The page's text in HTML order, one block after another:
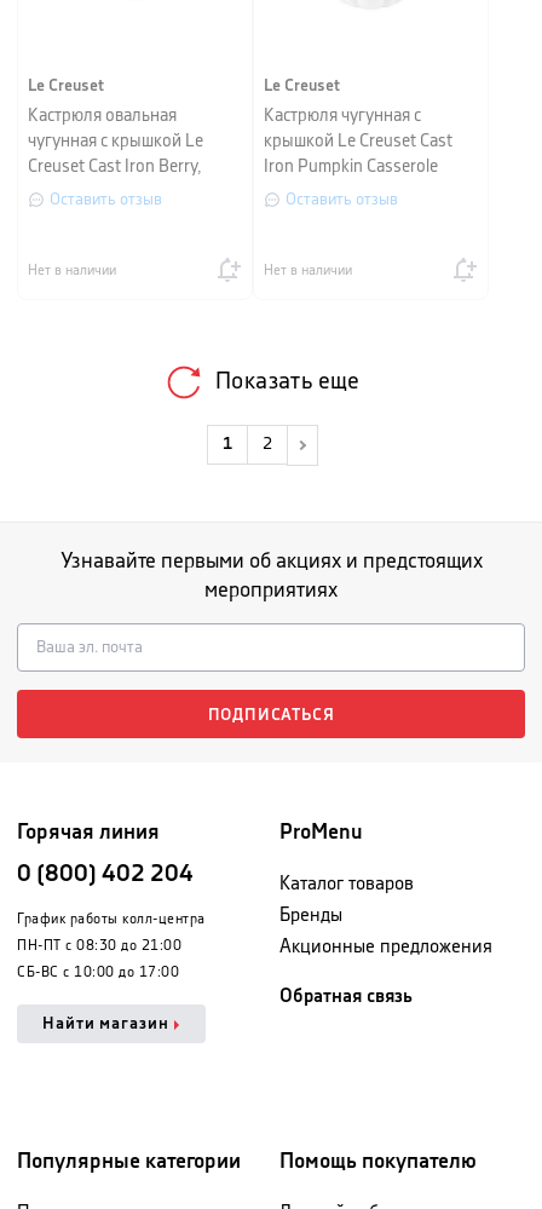
Le Creuset
Кастрюля овальная
чугунная с крышкой Le
Creuset Cast Iron Berry,
объем 6,3 л, диаметр 31 см
Оставить отзыв
Нет в наличии
Le Creuset
Кастрюля чугунная с
крышкой Le Creuset Cast
Iron Pumpkin Casserole
White, объем 3,7 л,
Оставить отзыв
Нет в наличии
Показать еще
1 2
Узнавайте первыми об акциях и предстоящих
мероприятиях
ПОДПИСАТЬСЯ
Горячая линия
0 (800) 402 204
График работы колл-центра
ПН-ПТ с 08:30 до 21:00
СБ-ВС с 10:00 до 17:00
Найти магазин
ProMenu
Каталог товаров
Бренды
Акционные предложения
Обратная связь
Популярные категории Помощь покупателю